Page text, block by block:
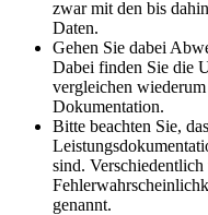
zwar mit den bis
Daten.
Gehen Sie dabei
Dabei finden Sie die
vergleichen
Dokumentation.
Bitte beachten Sie,
sind.
genannt.